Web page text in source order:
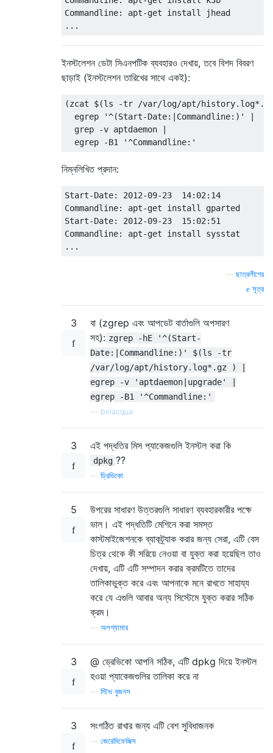
Commandline: apt-get install jhead
ইনস্টলেশন ডেটা সিএনপটিক ব্যবহারও দেখায়, তবে বিশদ বিবরণ
ছাড়াই (ইনস্টলেশন তারিখের সাথে একই):
(zcat $(ls -tr /var/log/apt/
  egrep '^(Start-Date:|Commandline:)' |
  grep -v aptdaemon |
নিম্নলিখিত প্রদান:
Start-Date: 2012-09-23  14:02:14
Commandline: apt-get install gparted
Start-Date: 2012-09-23  15:02:51
Commandline: apt-get install sysstat
ছাত্রলীগের
সূত্র
3
বা (zgrep এবং আপডেট বার্তাগুলি অপসারণ
সহ): zgrep -hE '^(Start-
Date:|Commandline:)' $(ls -tr
/var/log/apt/history.log*.gz ) |
egrep -v 'aptdaemon|upgrade' |
egrep -B1 '^Commandline:'
belacqua
3 এই পদ্ধতির মিস প্যাকেজগুলি ইনস্টল করা কি
dpkg ??
ড্রিভিকো
5
উপরের সাধারণ উত্তরগুলি সাধারণ ব্যবহারকারীর পক্ষে
ভাল। এই পদ্ধতিটি মেশিনে করা সমস্ত
কাস্টমাইজেশনকে ব্যাকট্র্যাক করার জন্য সেরা, এটি বেস
চিত্র থেকে কী সরিয়ে নেওয়া বা যুক্ত করা হয়েছিল তাও
দেখায়, এটি এটি সম্পাদন করার ক্রমটিতে তাদের
তালিকাভুক্ত করে এবং আপনাকে মনে রাখতে সাহায্য
করে যে এগুলি আবার অন্য সিস্টেমে যুক্ত করার সঠিক
ক্রম।
অলগ্যামার
3
@ ড্রেভিকো আপনি সঠিক, এটি dpkg দিয়ে ইনস্টল
হওয়া প্যাকেজগুলির তালিকা করে না
স্টিভ বুজনস
3 সংগঠিত রাখার জন্য এটি বেশ সুবিধাজনক
জেরেমিফেলিক্স